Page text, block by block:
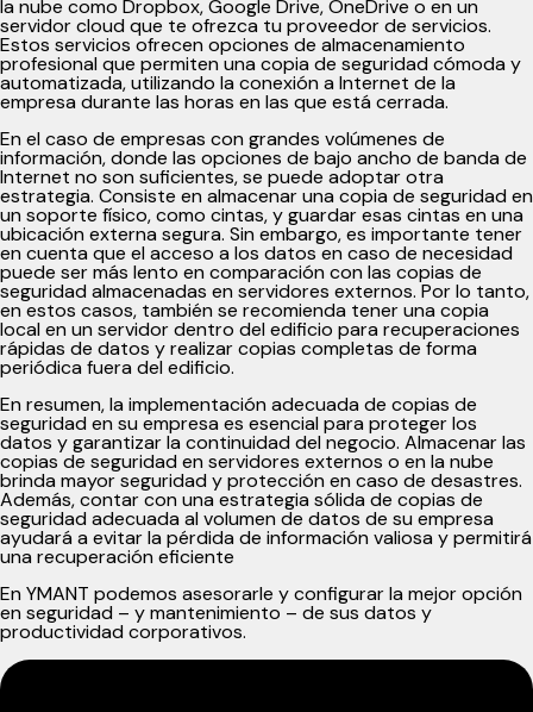
la nube como Dropbox, Google Drive, OneDrive o en un
servidor cloud que te ofrezca tu proveedor de servicios.
Estos servicios ofrecen opciones de almacenamiento
profesional que permiten una copia de seguridad cómoda y
automatizada, utilizando la conexión a Internet de la
empresa durante las horas en las que está cerrada.
En el caso de empresas con grandes volúmenes de
información, donde las opciones de bajo ancho de banda de
Internet no son suficientes, se puede adoptar otra
estrategia. Consiste en almacenar una copia de seguridad en
un soporte físico, como cintas, y guardar esas cintas en una
ubicación externa segura. Sin embargo, es importante tener
en cuenta que el acceso a los datos en caso de necesidad
puede ser más lento en comparación con las copias de
seguridad almacenadas en servidores externos. Por lo tanto,
en estos casos, también se recomienda tener una copia
local en un servidor dentro del edificio para recuperaciones
rápidas de datos y realizar copias completas de forma
periódica fuera del edificio.
En resumen, la implementación adecuada de copias de
seguridad en su empresa es esencial para proteger los
datos y garantizar la continuidad del negocio. Almacenar las
copias de seguridad en servidores externos o en la nube
brinda mayor seguridad y protección en caso de desastres.
Además, contar con una estrategia sólida de copias de
seguridad adecuada al volumen de datos de su empresa
ayudará a evitar la pérdida de información valiosa y permitirá
una recuperación eficiente
En YMANT podemos asesorarle y configurar la mejor opción
en seguridad – ymantenimiento– de sus datos y
productividad corporativos.